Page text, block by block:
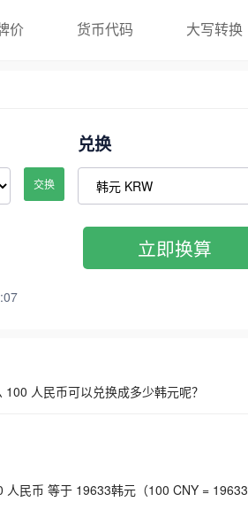
价 货币代码 大写转换
交换
兑换
立即换算
人民币可以兑换成多少韩元呢？
民币 等于 19633韩元（100 CNY = 19633